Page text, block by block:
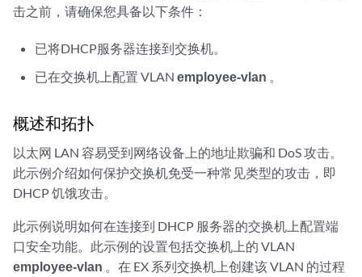
击之前，请确保您具备以下条件：
已将DHCP服务器连接到交换机。
已在交换机上配置 VLANemployee-vlan 。
概述和拓扑
以太网 LAN 容易受到网络设备上的地址欺骗和 DoS 攻击。
此示例介绍如何保护交换机免受一种常见类型的攻击，即
DHCP 饥饿攻击。
此示例说明如何在连接到 DHCP 服务器的交换机上配置端
口安全功能。此示例的设置包括交换机上的 VLAN
employee-vlan 。在 EX 系列交换机上创建该 VLAN 的过程